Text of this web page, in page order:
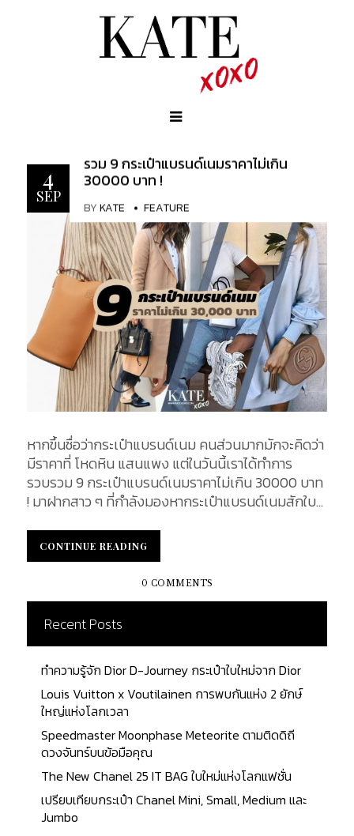
4
SEP
รวม 9 กระเป๋าแบรนด์เนมราคาไม่เกิน
30000 บาท !
BYKATE FEATURE
หากขึ้นชื่อว่ากระเป๋าแบรนด์เนม คนส่วนมากมักจะคิดว่า
มีราคาที่ โหดหิน แสนแพง แต่ในวันนี้เราได้ทำการ
รวบรวม 9 กระเป๋าแบรนด์เนมราคาไม่เกิน 30000 บาท
! มาฝากสาว ๆ ที่กำลังมองหากระเป๋าแบรนด์เนมสักใบ
สามารถนำมาเป็นของขวัญเนื่องในโอกาสต่าง ๆ วันเกิด
หรือเป็นของขวัญให้ตนเอง และคนพิเศษได้ 1. MCM
Patricia Shoulder Bag In Studded Outline Visetos
MCM Patricia Shoulder Bag In Studded Outline
Visetos กระเป๋าสะพาย Patricia นั้นมีการผสมผสาน
การออกแบบที่ได้รับแรงบันดาลใจจาก Bauhaus โดย
ตัวกระเป๋านั้นทำจากผ้าใบ Visetos ที่เป็นเอกลักษณ์
ของแบรนด์ MCM มาพร้อมกับสายหนังที่สามารถปรับ
ได้เพื่อความพอดีสำหรับผู้ใช้งาน กระเป๋ามีขนาด 8.3 x
19 x 21 เซนติเมตร (3.3 x 7.5 x 8.3 นิ้ว) มีฝาปิดด้านหน้า
ด้านในเป็นซับไมโคร มาพร้อมกับฮาร์ดแวร์โทนสีทอง
เข้ม ราคาอยู่ที่ 930$ คิดเป็นเงินไทยอยู่ที่ประมาณ
29,000 บาท 2. Balenciaga Shopping Phone
Holder Balenciaga Shopping Phone Holder ทำจาก
หนังลูกวัว (100% Calfskin) นำมาทำลวดลายให้เป็น
ลายของหนังจระเข้ ตัวกระเป๋ามาพร้อมกับสายสะพาย
CONTINUE READING
CONTINUE READING
0 COMMENTS
Recent Posts
ทำความรู้จัก Dior D-Journey กระเป๋าใบใหม่จาก Dior
Louis Vuitton x Voutilainen การพบกันแห่ง 2 ยักษ์
ใหญ่แห่งโลกเวลา
Speedmaster Moonphase Meteorite ตามติดดิถี
ดวงจันทร์บนข้อมือคุณ
The New Chanel 25 IT BAG ใบใหม่แห่งโลกแฟชั่น
เปรียบเทียบกระเป๋า Chanel Mini, Small, Medium และ
Jumbo